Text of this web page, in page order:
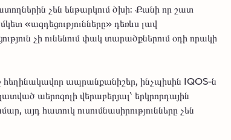
չեն ենթարկում ծխի: Քանի որ շատ
«ազդեցությունները» դեռևս լավ
չի ունենում փակ տարածքներում օդի որակի
ապրանքանիշեր, ինչպիսին IQOS-ն
աերոզոլի վերաբերյալ՝ երկրորդային
այդ հատուկ ուսումնասիրությունները չեն